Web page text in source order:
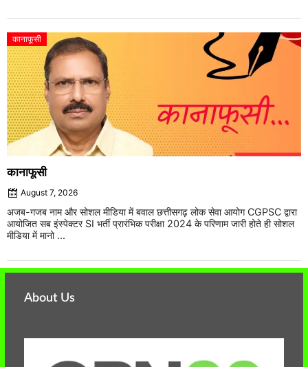
कानाफूसी
कानाफूसी
August 7, 2026
अजब-गजब नाम और सोशल मीडिया में बवाल छत्तीसगढ़ लोक सेवा आयोग CGPSC द्वारा
आयोजित सब इंस्पेक्टर SI भर्ती प्रारंभिक परीक्षा 2024 के परिणाम जारी होते ही सोशल
मीडिया में मानो ...
About Us